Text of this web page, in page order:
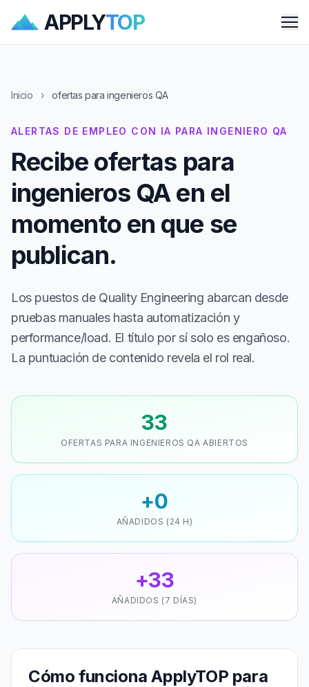
APPLYTOP
Inicio › ofertas para ingenieros QA
ALERTAS DE EMPLEO CON IA PARA INGENIERO QA
Recibe ofertas para
ingenieros QA en el
momento en que se
publican.
Los puestos de Quality Engineering abarcan desde
pruebas manuales hasta automatización y
performance/load. El título por sí solo es engañoso.
La puntuación de contenido revela el rol real.
33
OFERTAS PARA INGENIEROS QA ABIERTOS
+0
AÑADIDOS (24 H)
+33
AÑADIDOS (7 DÍAS)
Cómo funciona ApplyTOP para